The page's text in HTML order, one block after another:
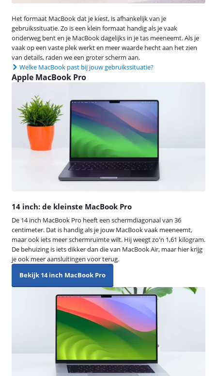
Het formaat MacBook dat je kiest, is afhankelijk van je
gebruikssituatie. Zo is een klein formaat handig als je vaak
onderweg bent en je MacBook dagelijks in je tas meeneemt. Als je
vaak op een vaste plek werkt en meer waarde hecht aan het zien
van details, raden we een groter scherm aan.
Welke MacBook past bij jouw gebruikssituatie?
Apple MacBook Pro
14 inch: de kleinste MacBook Pro
De 14 inch MacBook Pro heeft een schermdiagonaal van 36
centimeter. Dat is handig als je jouw MacBook vaak meeneemt,
maar ook iets meer schermruimte wilt. Hij weegt zo'n 1,61 kilogram.
De behuizing is iets dikker dan die van MacBook Air, maar hier krijg
je ook meer aansluitingen voor terug.
Bekijk 14 inch MacBook Pro